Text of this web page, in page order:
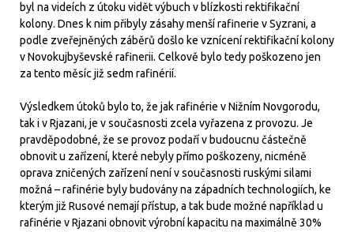
byl na videích z útoku vidět výbuch v blízkosti rektifikační
kolony. Dnes k nim přibyly zásahy menší rafinerie v Syzrani, a
podle zveřejněných záběrů došlo ke vznícení rektifikační kolony
v Novokujbyševské rafinerii. Celkově bylo tedy poškozeno jen
za tento měsíc již sedm rafinérií.
Výsledkem útoků bylo to, že jak rafinérie v Nižním Novgorodu,
tak i v Rjazani, je v současnosti zcela vyřazena z provozu. Je
pravděpodobné, že se provoz podaří v budoucnu částečně
obnovit u zařízení, které nebyly přímo poškozeny, nicméně
oprava zničených zařízení není v současnosti ruskými silami
možná – rafinérie byly budovány na západních technologiích, ke
kterým již Rusové nemají přístup, a tak bude možné například u
rafinérie v Rjazani obnovit výrobní kapacitu na maximálně 30%